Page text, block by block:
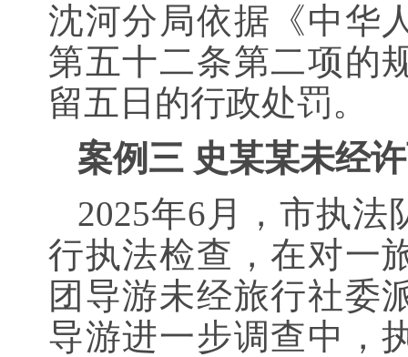
沈河分局依据《中华
第五十二条第二项的
留五日的行政处罚。
案例三 史某某未经
2025年6月，市执
行执法检查，在对一
团导游未经旅行社委
导游进一步调查中，